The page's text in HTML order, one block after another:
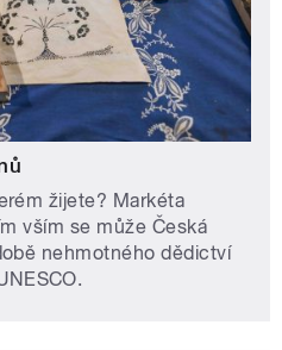
žijete? Markéta
vším se může Česká
nehmotného dědictví